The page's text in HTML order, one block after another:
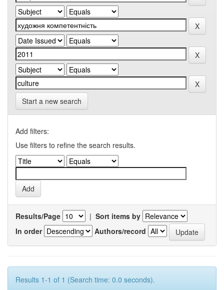
Start a new search
Add filters:
Use filters to refine the search results.
Results/Page | Sort items by
In order
Authors/record
Results 1-1 of 1 (Search time: 0.0 seconds).